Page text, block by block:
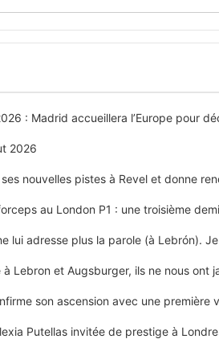
: Madrid accueillera l’Europe pour
2026
ses nouvelles pistes à Revel et donne
au London P1 : une troisième
lui adresse plus la parole (à Lebrón).
à Lebron et Augsburger, ils ne nous ont
son ascension avec une première
Putellas invitée de prestige à